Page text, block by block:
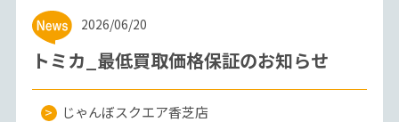
2026/06/20
トミカ_最低買取価格保証のお知らせ
じゃんぼスクエア香芝店